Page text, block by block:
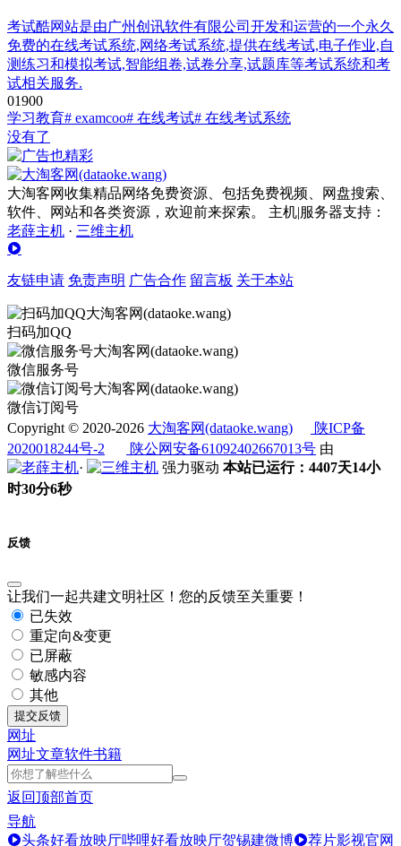
考试酷网站是由广州创讯软件有限公司开发和运营的一个永久
免费的在线考试系统,网络考试系统,提供在线考试,电子作业,自
测练习和模拟考试,智能组卷,试卷分享,试题库等考试系统和考
试相关服务.
01900
学习教育# examcoo# 在线考试# 在线考试系统
没有了
大淘客网收集精品网络免费资源、包括免费视频、网盘搜索、
软件、网站和各类资源，欢迎前来探索。 主机|服务器支持：
老薛主机 · 三维主机
友链申请 免责声明 广告合作 留言板 关于本站
扫码加QQ
微信服务号
微信订阅号
Copyright © 2020-2026 大淘客网(dataoke.wang)
陕ICP备
2020018244号-2
陕公网安备61092402667013号 由
·
强力驱动 本站已运行：4407天14小
时30分7秒
反馈
让我们一起共建文明社区！您的反馈至关重要！
已失效
重定向&变更
已屏蔽
敏感内容
其他
提交反馈
网址
网址文章软件书籍
返回顶部首页
导航
头条好看放映厅哔哩好看放映厅贺锡建微博 荐片影视官网